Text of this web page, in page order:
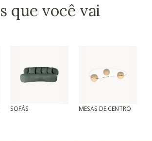
que você vai
SOFÁS MESAS DE CENTRO